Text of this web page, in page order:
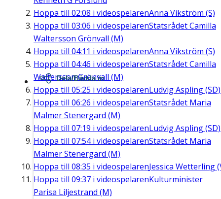
Hoppa till 02:08 i videospelarenAnna Vikström (S)
Hoppa till 03:06 i videospelarenStatsrådet Camilla
Waltersson Grönvall (M)
Hoppa till 04:11 i videospelarenAnna Vikström (S)
Hoppa till 04:46 i videospelarenStatsrådet Camilla
Waltersson Grönvall (M)
Hoppa till 05:25 i videospelarenLudvig Aspling (SD)
Hoppa till 06:26 i videospelarenStatsrådet Maria
Malmer Stenergard (M)
Hoppa till 07:19 i videospelarenLudvig Aspling (SD)
Hoppa till 07:54i videospelarenStatsrådet Maria
Malmer Stenergard (M)
Hoppa till 08:35 i videospelarenJessica Wetterling
Hoppa till 09:37 i videospelarenKulturminister
Parisa Liljestrand (M)
Dela/Bädda in